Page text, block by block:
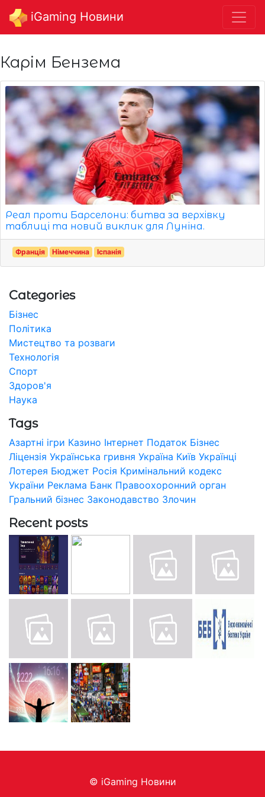
iGaming Новини
Карім Бензема
Реал проти Барселони: битва за верхівку
таблиці та новий виклик для Луніна.
Франція Німеччина Іспанія
Categories
Бізнес
Політика
Мистецтво та розваги
Технологія
Спорт
Здоров'я
Наука
Tags
Азартні ігри Казино Інтернет Податок Бізнес
Ліцензія Українська гривня Україна Київ Українці
Лотерея Бюджет Росія Кримінальний кодекс
України Реклама Банк Правоохоронний орган
Гральний бізнес Законодавство Злочин
Recent posts
© iGaming Новини